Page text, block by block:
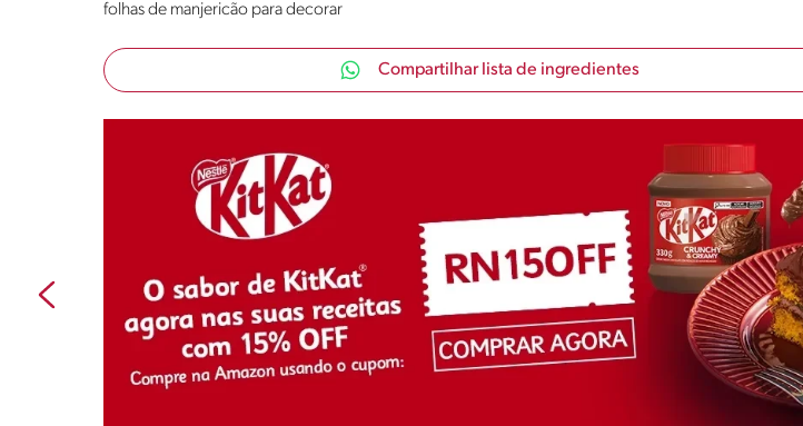
folhas de manjericão para decorar
Compartilhar lista de ingredientes